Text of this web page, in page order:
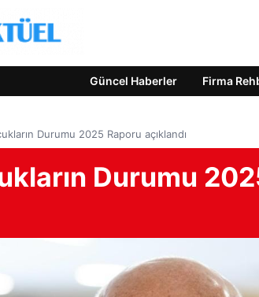
Güncel Haberler Firma
Durumu 2025 Raporu açıklandı
Durumu